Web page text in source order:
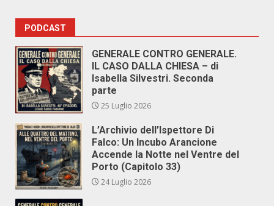
PODCAST
GENERALE CONTRO GENERALE.
IL CASO DALLA CHIESA – di
Isabella Silvestri. Seconda
parte
25 Luglio 2026
L’Archivio dell’Ispettore Di
Falco: Un Incubo Arancione
Accende la Notte nel Ventre del
Porto (Capitolo 33)
24 Luglio 2026